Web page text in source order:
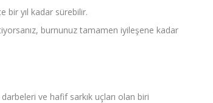
bir yıl kadar sürebilir.
burnunuz tamamen iyileşene kadar
ve hafif sarkık uçları olan biri